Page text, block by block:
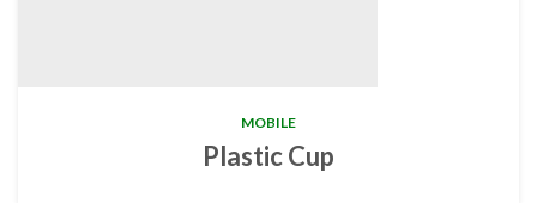
MOBILE
Plastic Cup